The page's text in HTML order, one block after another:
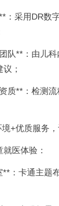
：采用DR数
队**：由儿
；
质**：检测
+优质服务
医体验：
**：卡通主题